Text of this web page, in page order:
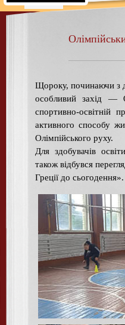
Щороку, починаючи з
особливий захід —
спортивно-освітній
активного способу
Олімпійського руху.
Для здобувачів
також відбувся
Греції до сьогодення».